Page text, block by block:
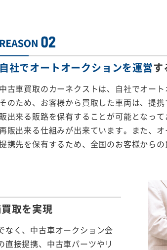
自社でオートオークションを運営す
中古車買取のカーネクストは、自社でオー
そのため、お客様から買取した車両は、提
販出来る販路を保有することが可能となっ
販出来る仕組みが出来ています。また、
携先を保有するため、全国のお客様からの
取を実現
なく、中古車オークション会
接提携、中古車パーツやリ